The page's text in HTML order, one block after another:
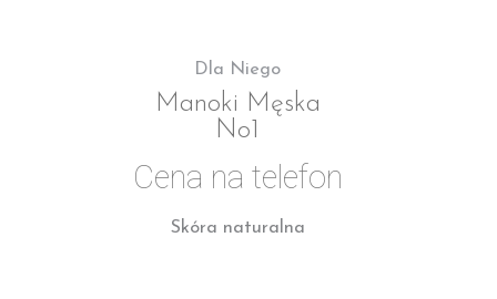
Dla Niego
Manoki Męska
No1
Cena na telefon
Skóra naturalna